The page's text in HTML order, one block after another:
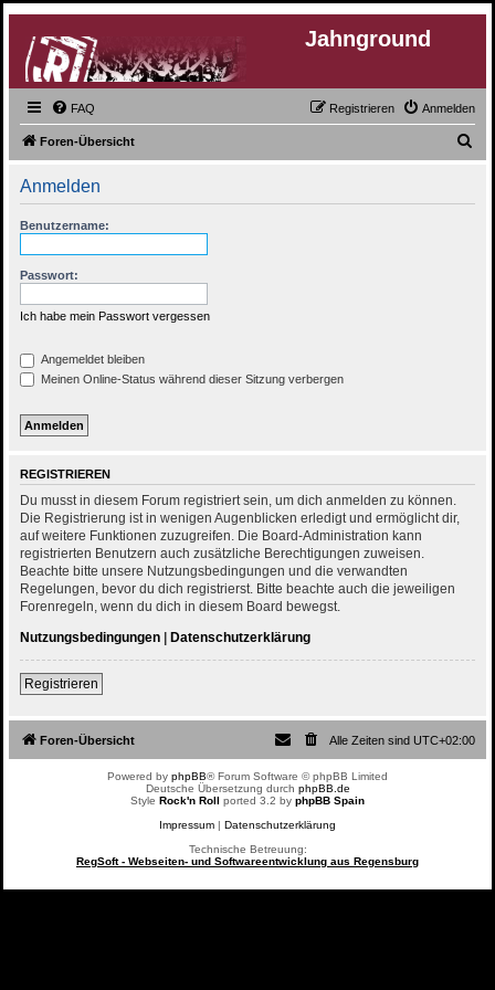
Jahnground
FAQ Anmelden
Registrieren
Foren-Übersicht
Anmelden
Benutzername:
Passwort:
Ich habe mein Passwort vergessen
Angemeldet bleiben
Meinen Online-Status während dieser Sitzung verbergen
REGISTRIEREN
Du musst in diesem Forum registriert sein, um dich anmelden zu können.
Die Registrierung ist in wenigen Augenblicken erledigt und ermöglicht dir,
auf weitere Funktionen zuzugreifen. Die Board-Administration kann
registrierten Benutzern auch zusätzliche Berechtigungen zuweisen.
Beachte bitte unsere Nutzungsbedingungen und die verwandten
Regelungen, bevor du dich registrierst. Bitte beachte auch die jeweiligen
Forenregeln, wenn du dich in diesem Board bewegst.
Nutzungsbedingungen | Datenschutzerklärung
Registrieren
Foren-Übersicht Alle Zeiten sind UTC+02:00
Powered by phpBB® Forum Software © phpBB Limited
Deutsche Übersetzung durch phpBB.de
Style Rock'n Roll ported 3.2 by phpBB Spain
Impressum | Datenschutzerklärung
Technische Betreuung:
RegSoft - Webseiten- und Softwareentwicklung aus Regensburg